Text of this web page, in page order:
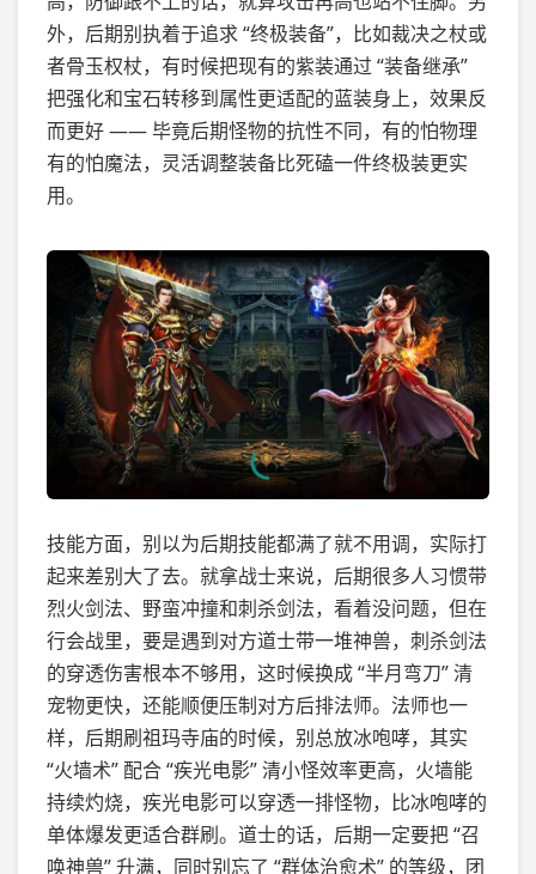
外，后期别执着于追求 “终极装备”，比如裁决之杖或
者骨玉权杖，有时候把现有的紫装通过 “装备继承”
把强化和宝石转移到属性更适配的蓝装身上，效果反
而更好 —— 毕竟后期怪物的抗性不同，有的怕物理
有的怕魔法，灵活调整装备比死磕一件终极装更实
用。
技能方面，别以为后期技能都满了就不用调，实际打
起来差别大了去。就拿战士来说，后期很多人习惯带
烈火剑法、野蛮冲撞和刺杀剑法，看着没问题，但在
行会战里，要是遇到对方道士带一堆神兽，刺杀剑法
的穿透伤害根本不够用，这时候换成 “半月弯刀” 清
宠物更快，还能顺便压制对方后排法师。法师也一
样，后期刷祖玛寺庙的时候，别总放冰咆哮，其实
“火墙术” 配合 “疾光电影” 清小怪效率更高，火墙能
持续灼烧，疾光电影可以穿透一排怪物，比冰咆哮的
单体爆发更适合群刷。道士的话，后期一定要把 “召
唤神兽” 升满，同时别忘了 “群体治愈术” 的等级，团